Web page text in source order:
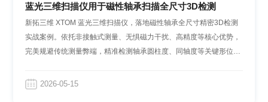
蓝光三维扫描仪用于磁性轴承扫描全尺寸3D检测
新拓三维 XTOM 蓝光三维扫描仪，落地磁性轴承全尺寸精密3D检测
实战案例。依托非接触式测量、无惧磁力干扰、高精度等核心优势，
完美规避传统测量弊端，精准检测轴承圆柱度、同轴度等关键形位公
2026-05-15